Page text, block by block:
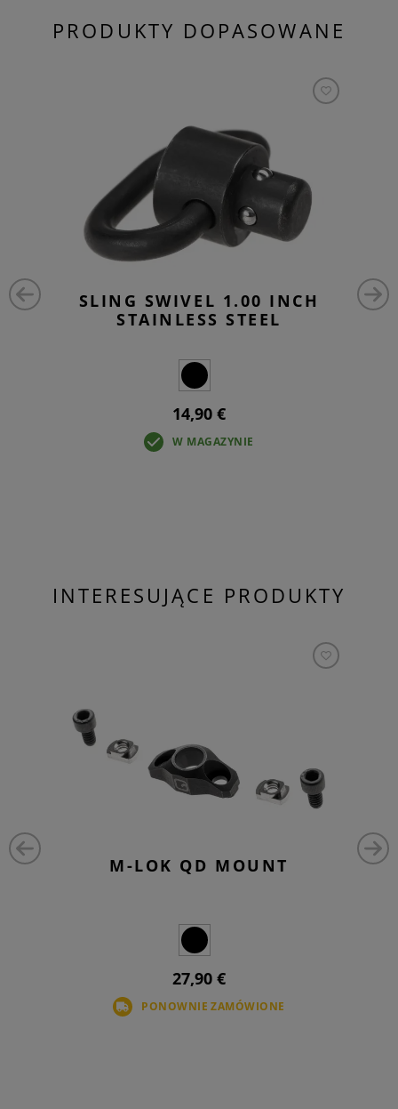
PRODUKTY DOPASOWANE
SLING SWIVEL 1.00 INCH
STAINLESS STEEL
14,90 €
W MAGAZYNIE
INTERESUJĄCE PRODUKTY
M-LOK QD MOUNT
27,90 €
PONOWNIE ZAMÓWIONE